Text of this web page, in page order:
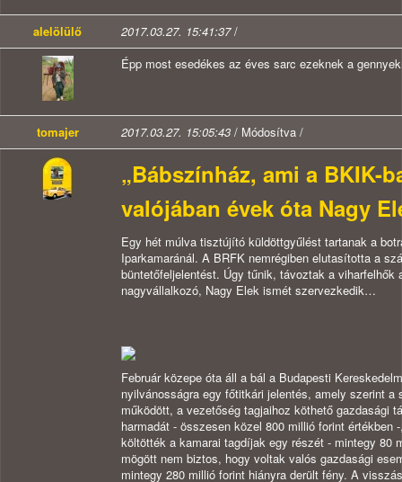
alelölülő 2017.03.27. 15:41:37/
Épp most esedékes az éves sarc ezeknek a
tomajer 2017.03.27. 15:05:43 / Módosítva /
„Bábszínház, ami a BKIK-
valójában évek óta Nagy
Egy hét múlva tisztújító küldöttgyűlést tartanak a
Iparkamaránál. A BRFK nemrégiben elutasította a
büntetőfeljelentést. Úgy tűnik, távoztak a
nagyvállalkozó, Nagy Elek ismét szervezkedik…
Február közepe óta áll a bál a Budapesti
nyilvánosságra egy főtitkári jelentés, amely szerint
működött, a vezetőség tagjaihoz köthető gazdasági
harmadát - összesen közel 800 millió forint
költötték a kamarai tagdíjak egy részét - mintegy 80
mögött nem biztos, hogy voltak valós gazdasági
mintegy 280 millió forint hiányra derült fény. A